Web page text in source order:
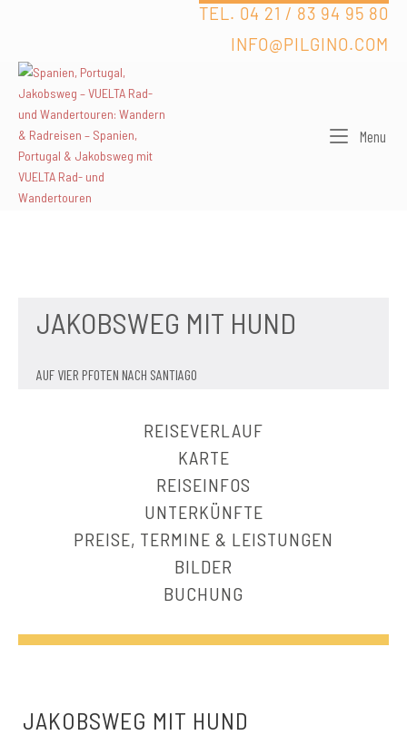
TEL. 04 21 / 83 94 95 80
INFO@PILGINO.COM
Menu
JAKOBSWEG MIT HUND
AUF VIER PFOTEN NACH SANTIAGO
REISEVERLAUF
KARTE
REISEINFOS
UNTERKÜNFTE
PREISE, TERMINE & LEISTUNGEN
BILDER
BUCHUNG
JAKOBSWEG MIT HUND